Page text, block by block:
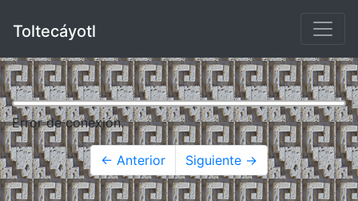
Toltecáyotl
Error de conexión.
← Anterior Siguiente →